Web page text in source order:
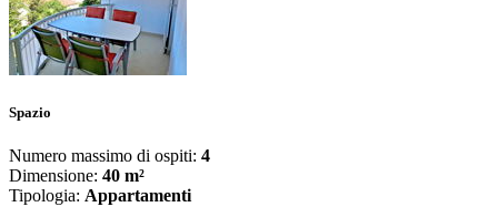
Spazio
Numero massimo di ospiti: 4
Dimensione: 40 m²
Tipologia: Appartamenti